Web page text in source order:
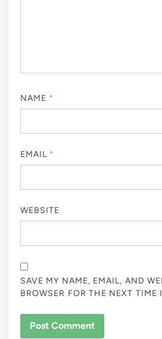
NAME *
EMAIL *
WEBSITE
SAVE MY NAME, EMAIL, AND
BROWSER FOR THE NEXT TIME